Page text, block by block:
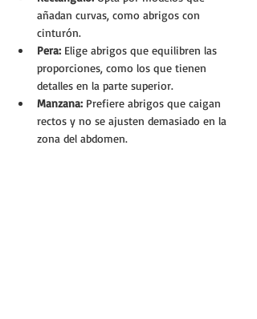
añadan curvas, como abrigos con
cinturón.
Pera: Elige abrigos que equilibren las
proporciones, como los que tienen
detalles en la parte superior.
Manzana: Prefiere abrigos que caigan
rectos y no se ajusten demasiado en la
zona del abdomen.